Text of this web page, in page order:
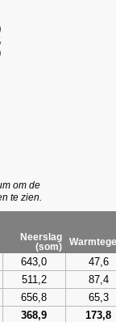
om de
te zien.
Neerslag
(som)
643,0 47,6
511,2 87,4
656,8 65,3
368,9 173,8